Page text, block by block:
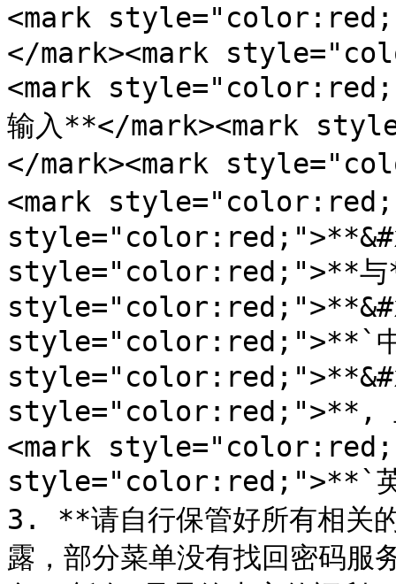
<mark
</mark><mark
<mark
输入**</mark><mark
</mark><mark
<mark
style="color:red;">**与
style="color:red;">**`中
style="color:red;">**, 且
<mark
style="color:red;">**`英
3. **请自行保管好所有相关
露，部分菜单没有找回密码服